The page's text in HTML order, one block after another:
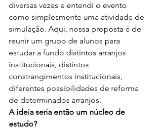
diversas vezes e entendi o evento
como simplesmente uma atividade de
simulação. Aqui, nossa proposta é de
reunir um grupo de alunos para
estudar a fundo distintos arranjos
institucionais, distintos
constrangimentos institucionais,
diferentes possibilidades de reforma
de determinados arranjos.
A ideia seria então um núcleo de
estudo?